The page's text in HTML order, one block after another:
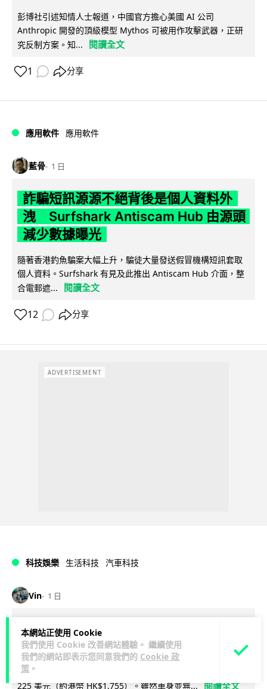
本網站正使用 Cookie
我們使用 Cookie 改善網站體驗。 繼續使用
我們的網站即表示您同意我們的 Cookie 政
策 。
彭博社引述知情人士報道，中國官方擔心美國 AI 公司
Anthropic 開發的頂級模型 Mythos 可被用作攻擊武器，正研
究反制方案。知...
閱讀全文
1 分享
應用軟件 應用軟件
藍骨 1 日
詐騙短訊源源不絕背後是個人資料外
洩 Surfshark Antiscam Hub 由源頭
減少數據曝光
隨著香港釣魚騙案大幅上升，騙徒大量發送假冒機構短訊套取
個人資料。Surfshark 有見及此推出 Antiscam Hub 介面，整
合電郵遮...
閱讀全文
12 分享
ADVERTISEMENT
科技娛樂 生活科技 汽車科技
Vin 1 日
Tesla 無預警推出兒童車 無電池電機一
樣秒殺 炒至約港幣39萬
Tesla 無預警推出 Balance Bike for Kids 兒童平衡車，定價
225 美元（約港幣 HK$1,755）。雖然車身並無... 閱讀全文